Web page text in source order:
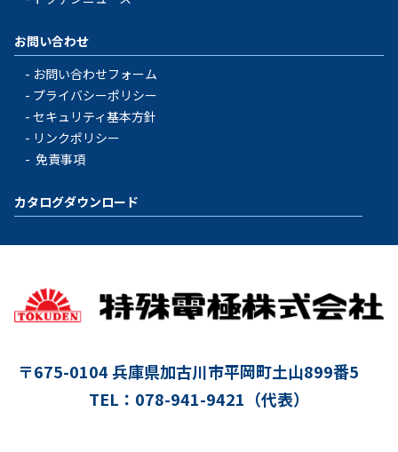
お問い合わせ
お問い合わせフォーム
プライバシーポリシー
セキュリティ基本方針
リンクポリシー
免責事項
カタログダウンロード
〒675-0104 兵庫県加古川市平岡町土山899番5
TEL：078-941-9421（代表）